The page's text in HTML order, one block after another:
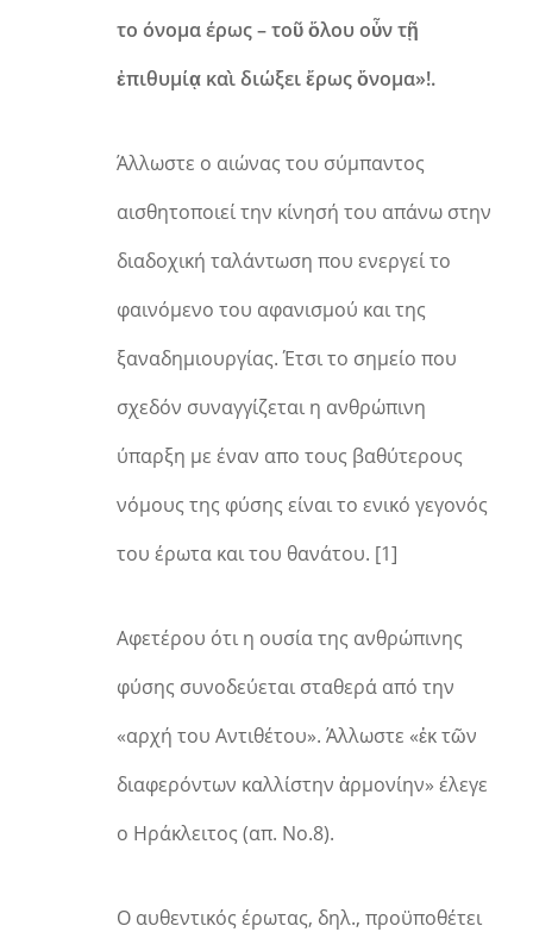
το όνομα έρως – τοῦ ὅλου οὖν τῇ
ἐπιθυμίᾳ καὶ διώξει ἔρως ὄνομα»!.
Άλλωστε ο αιώνας του σύμπαντος
αισθητοποιεί την κίνησή του απάνω στην
διαδοχική ταλάντωση που ενεργεί το
φαινόμενο του αφανισμού και της
ξαναδημιουργίας. Έτσι το σημείο που
σχεδόν συναγγίζεται η ανθρώπινη
ύπαρξη με έναν απο τους βαθύτερους
νόμους της φύσης είναι το ενικό γεγονός
του έρωτα και του θανάτου. [1]
Αφετέρου ότι η ουσία της ανθρώπινης
φύσης συνοδεύεται σταθερά από την
«αρχή του Αντιθέτου». Άλλωστε «ἐκ τῶν
διαφερόντων καλλίστην ἁρμονίην» έλεγε
ο Ηράκλειτος (απ. Νο.8).
Ο αυθεντικός έρωτας, δηλ., προϋποθέτει